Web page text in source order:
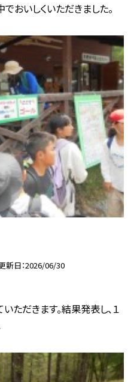
おいしくいただきました。
新日 2026/06/30
ただきます。結果発表し、１